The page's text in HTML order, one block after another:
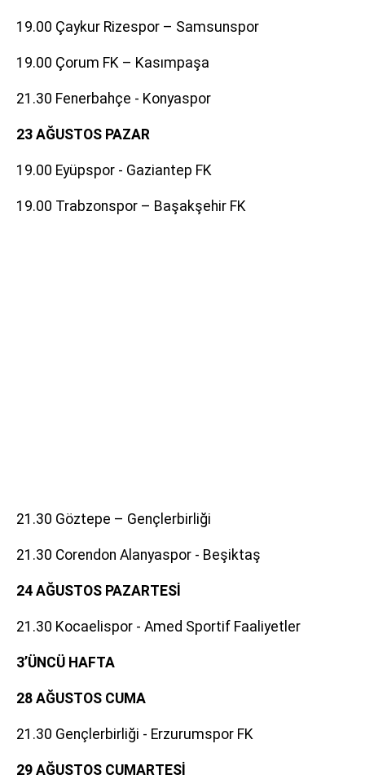
19.00 Çaykur Rizespor – Samsunspor
19.00 Çorum FK – Kasımpaşa
21.30 Fenerbahçe - Konyaspor
23 AĞUSTOS PAZAR
19.00 Eyüpspor - Gaziantep FK
19.00 Trabzonspor – Başakşehir FK
21.30 Göztepe – Gençlerbirliği
21.30 Corendon Alanyaspor - Beşiktaş
24 AĞUSTOS PAZARTESİ
21.30 Kocaelispor - Amed Sportif Faaliyetler
3’ÜNCÜ HAFTA
28 AĞUSTOS CUMA
21.30 Gençlerbirliği - Erzurumspor FK
29 AĞUSTOS CUMARTESİ